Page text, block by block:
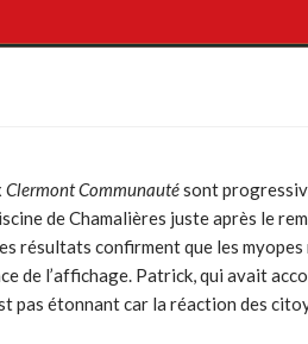
Clermont Communautésont
de Chamalières juste après le
résultats confirment que les
de l’affichage. Patrick, qui avait
pas étonnant car la réaction des